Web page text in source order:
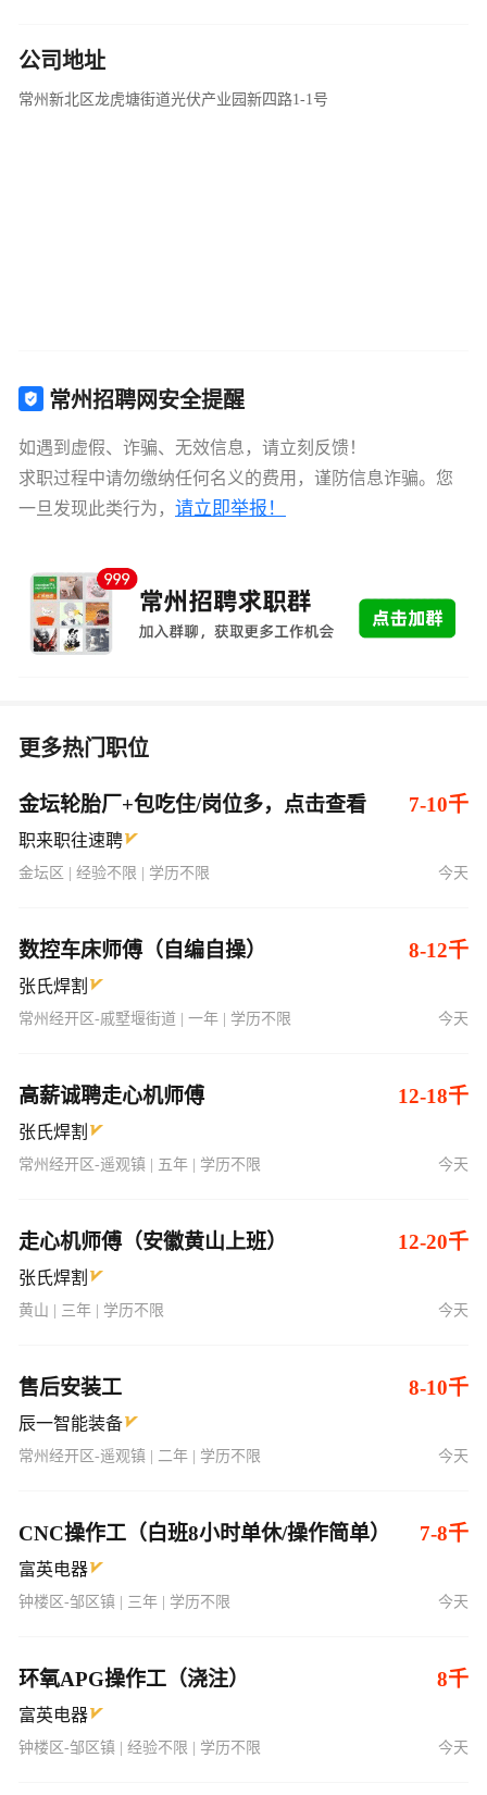
公司地址
常州新北区龙虎塘街道光伏产业园新四路1-1号
常州招聘网安全提醒
如遇到虚假、诈骗、无效信息，请立刻反馈！
求职过程中请勿缴纳任何名义的费用，谨防信息诈骗。您
一旦发现此类行为， 请立即举报！
更多热门职位
金坛轮胎厂+包吃住/岗位多，点击查看 7-10千
职来职往速聘
金坛区 | 经验不限 | 学历不限 今天
数控车床师傅（自编自操） 8-12千
张氏焊割
常州经开区-戚墅堰街道 | 一年 | 学历不限 今天
高薪诚聘走心机师傅 12-18千
张氏焊割
常州经开区-遥观镇 | 五年 | 学历不限 今天
走心机师傅（安徽黄山上班） 12-20千
张氏焊割
黄山 | 三年 | 学历不限 今天
售后安装工 8-10千
辰一智能装备
常州经开区-遥观镇 | 二年 | 学历不限 今天
CNC操作工（白班8小时单休/操作简单） 7-8千
富英电器
钟楼区-邹区镇 | 三年 | 学历不限 今天
环氧APG操作工（浇注） 8千
富英电器
钟楼区-邹区镇 | 经验不限 | 学历不限 今天